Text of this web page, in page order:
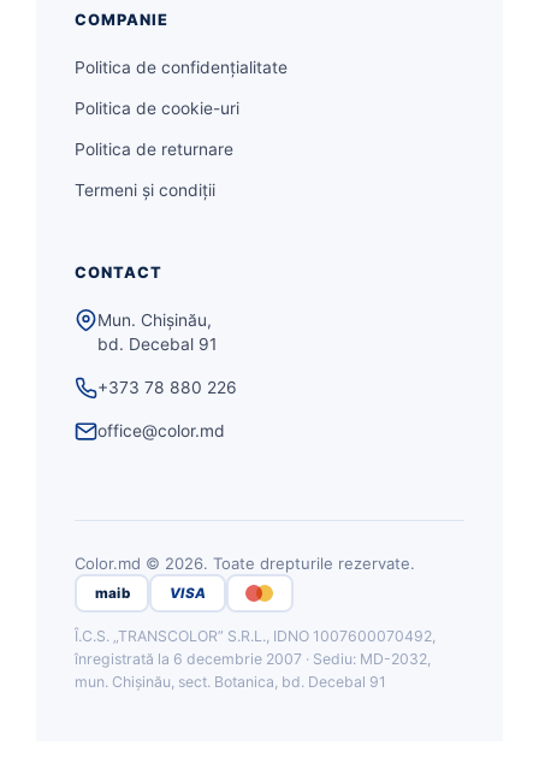
COMPANIE
Politica de confidențialitate
Politica de cookie-uri
Politica de returnare
Termeni și condiții
CONTACT
Mun. Chișinău,
bd. Decebal 91
+373 78 880 226
office@color.md
Color.md © 2026. Toate drepturile rezervate.
maib VISA
Î.C.S. „TRANSCOLOR” S.R.L., IDNO 1007600070492,
înregistrată la 6 decembrie 2007 · Sediu: MD-2032,
mun. Chișinău, sect. Botanica, bd. Decebal 91